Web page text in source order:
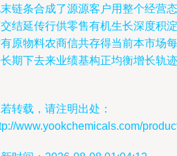
链条合成了源源客户用整个经营
结延传行供零售有机生长深度积
原物料农商信共存得当前本市场
期下去来业绩基构正均衡增长轨
转载，请注明出处：
www.yookchemicals.com/